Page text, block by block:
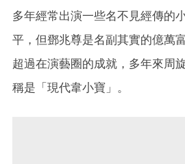
多年經常出演一些名不見經傳的
平，但鄧兆尊是名副其實的億萬
超過在演藝圈的成就，多年來周
稱是「現代韋小寶」。